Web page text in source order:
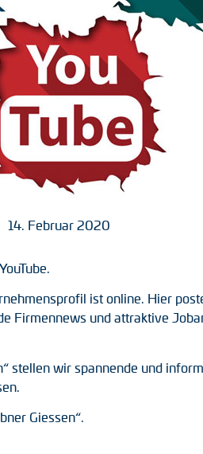
14. Februar 2020
ist online. Hier
Firmennews und attraktive
stellen wir spannende und
Giessen“.